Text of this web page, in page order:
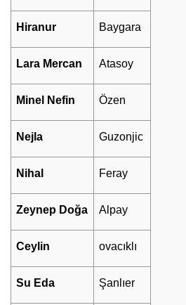
Hiranur Baygara
Lara Mercan Atasoy
Minel Nefin Özen
Nejla Guzonjic
Nihal Feray
Zeynep Doğa Alpay
Ceylin ovacıklı
Su Eda Şanlıer